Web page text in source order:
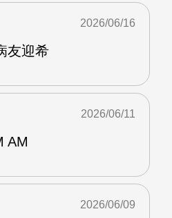
友迎希
2026/06/16
AM
2026/06/11
2026/06/09